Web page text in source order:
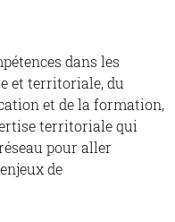
dans les
et territoriale, du
et de la formation,
territoriale qui
pour aller
de